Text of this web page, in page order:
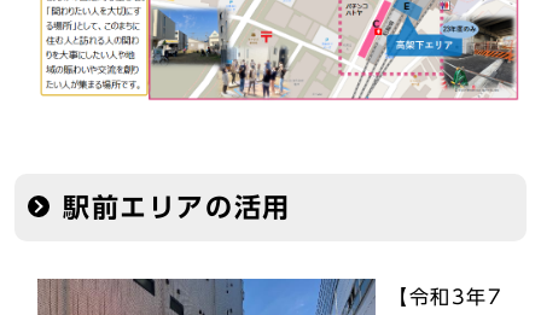
駅前エリアの活用
【令和3年7